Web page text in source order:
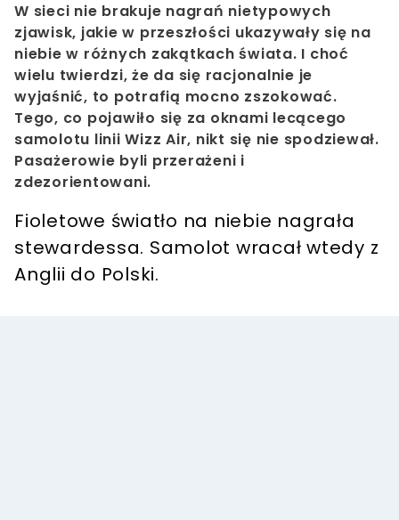
W sieci nie brakuje nagrań nietypowych
zjawisk, jakie w przeszłości ukazywały się na
niebie w różnych zakątkach świata. I choć
wielu twierdzi, że da się racjonalnie je
wyjaśnić, to potrafią mocno zszokować.
Tego, co pojawiło się za oknami lecącego
samolotu linii Wizz Air, nikt się nie spodziewał.
Pasażerowie byli przerażeni i
zdezorientowani.
Fioletowe światło na niebie nagrała
stewardessa. Samolot wracał wtedy z
Anglii do Polski.